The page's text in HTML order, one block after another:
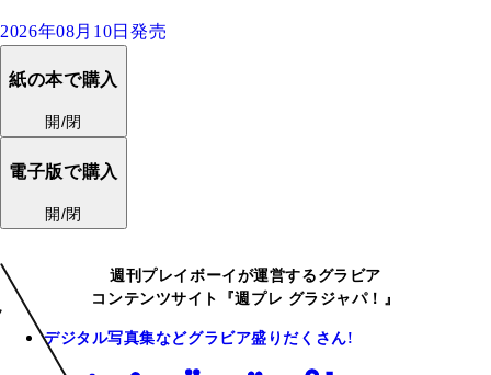
2026年08月10日発売
紙の本で購入
開/閉
電子版で購入
開/閉
週刊プレイボーイが運営するグラビア
コンテンツサイト『週プレ グラジャパ！』
デジタル写真集などグラビア盛りだくさん!